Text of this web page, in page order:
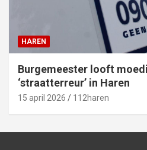
HAREN
Burgemeester looft
‘straatterreur’ in Haren
15 april 2026 112haren